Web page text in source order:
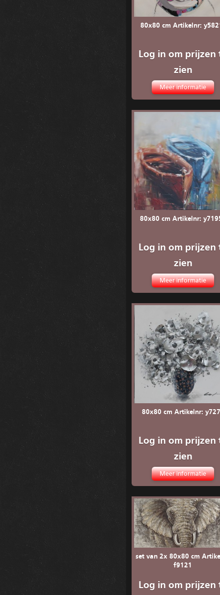
80x80 cm Artikelnr:
Log in om prijzen
zien
Meer informatie
80x80 cm Artikelnr:
Log in om prijzen
zien
Meer informatie
80x80 cm Artikelnr:
Log in om prijzen
zien
Meer informatie
set van 2x 80x80 cm
f9121
Log in om prijzen